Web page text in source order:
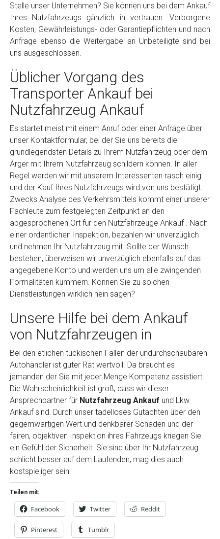
Stelle unser Unternehmen? Sie können uns bei dem Ankauf
Ihres Nutzfahrzeugs gänzlich in vertrauen. Verborgene
Kosten, Gewährleistungs- oder Garantiepflichten und nach
Anfrage ebenso die Weitergabe an Unbeteiligte sind bei
uns ausgeschlossen.
Üblicher Vorgang des
Transporter Ankauf bei
Nutzfahrzeug Ankauf
Es startet meist mit einem Anruf oder einer Anfrage über
unser Kontaktformular, bei der Sie uns bereits die
grundlegendsten Details zu Ihrem Nutzfahrzeug oder dem
Ärger mit Ihrem Nutzfahrzeug schildern können. In aller
Regel werden wir mit unserem Interessenten rasch einig
und der Kauf Ihres Nutzfahrzeugs wird von uns bestätigt.
Zwecks Analyse des Verkehrsmittels kommt einer unserer
Fachleute zum festgelegten Zeitpunkt an den
abgesprochenen Ort für den Nutzfahrzeuge Ankauf . Nach
einer ordentlichen Inspektion, bezahlen wir unverzüglich
und nehmen Ihr Nutzfahrzeug mit. Sollte der Wunsch
bestehen, überweisen wir unverzüglich ebenfalls auf das
angegebene Konto und werden uns um alle zwingenden
Formalitäten kümmern. Können Sie zu solchen
Dienstleistungen wirklich nein sagen?
Unsere Hilfe bei dem Ankauf
von Nutzfahrzeugen in
Bei den etlichen tückischen Fallen der undurchschaubaren
Autohändler ist guter Rat wertvoll. Da braucht es
jemanden der Sie mit jeder Menge Kompetenz assistiert.
Die Wahrscheinlichkeit ist groß, dass wir dieser
Ansprechpartner für Nutzfahrzeug Ankauf und Lkw
Ankauf sind. Durch unser tadelloses Gutachten über den
gegemwärtigen Wert und denkbarer Schäden und der
fairen, objektiven Inspektion ihres Fahrzeugs kriegen Sie
ein Gefühl der Sicherheit. Sie sind über Ihr Nutzfahrzeug
schlicht besser auf dem Laufenden, mag dies auch
kostspieliger sein.
Teilen mit:
Facebook Twitter Reddit
Pinterest Tumblr